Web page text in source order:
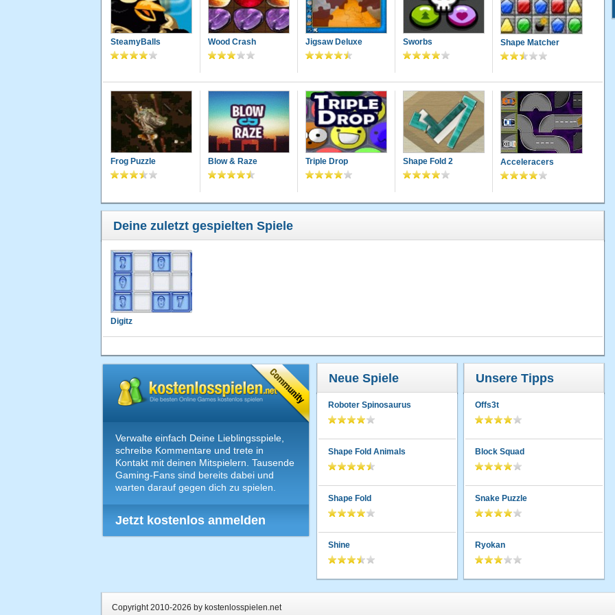
SteamyBalls Wood Crash Jigsaw Deluxe Sworbs Shape Matcher
Frog Puzzle Blow & Raze Triple Drop Shape Fold 2 Acceleracers
Deine zuletzt gespielten Spiele
Digitz
Verwalte einfach Deine Lieblingsspiele,
schreibe Kommentare und trete in
Kontakt mit deinen Mitspielern. Tausende
Gaming-Fans sind bereits dabei und
warten darauf gegen dich zu spielen.
Jetzt kostenlos anmelden
Neue Spiele
Roboter Spinosaurus
Shape Fold Animals
Shape Fold
Shine
Unsere Tipps
Offs3t
Block Squad
Snake Puzzle
Ryokan
Copyright 2010-2026 by kostenlosspielen.net